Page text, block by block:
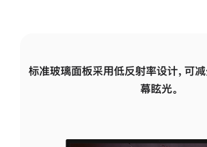
标准玻璃面板采用低反射率设计，可
幕眩光。